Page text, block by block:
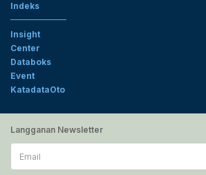
Indeks
Insight
Center
Databoks
Event
KatadataOto
Langganan Newsletter
Email